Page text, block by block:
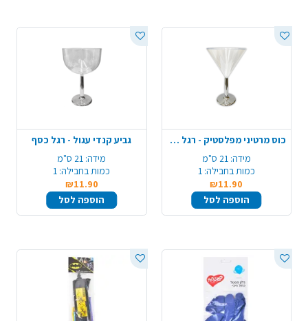
כוס מרטיני מפלסטיק - רגל כסף
מידה: 21 ס"מ
כמות בחבילה: 1
₪11.90
הוספה לסל
גביע קנדי עגול - רגל כסף
מידה: 21 ס"מ
כמות בחבילה: 1
₪11.90
הוספה לסל